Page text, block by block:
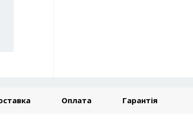
Оплата Гарантія